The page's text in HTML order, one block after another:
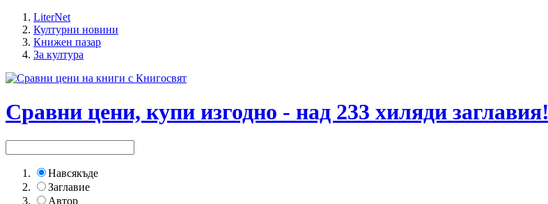
LiterNet
Културни новини
Книжен пазар
За култура
Сравни цени, купи изгодно - над 233 хиляди заглавия!
Навсякъде
Заглавие
Автор